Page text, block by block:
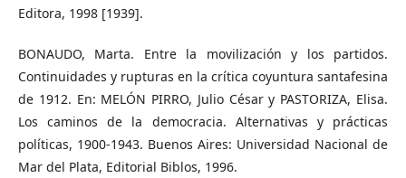
Editora, 1998 [1939].
BONAUDO, Marta. Entre la movilización y los partidos.
Continuidades y rupturas en la crítica coyuntura santafesina
de 1912. En: MELÓN PIRRO, Julio César y PASTORIZA, Elisa.
Los caminos de la democracia. Alternativas y prácticas
políticas, 1900-1943. Buenos Aires: Universidad Nacional de
Mar del Plata, Editorial Biblos, 1996.